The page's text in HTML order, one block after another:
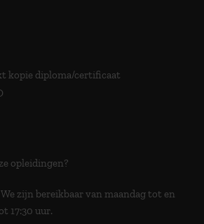
kopie diploma/certificaat
opleidingen?
zijn bereikbaar van maandag tot en
17:30 uur.